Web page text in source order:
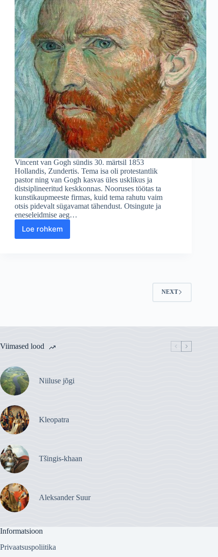
Vincent van Gogh sündis 30. märtsil 1853
Hollandis, Zundertis. Tema isa oli protestantlik
pastor ning van Gogh kasvas üles usklikus ja
distsiplineeritud keskkonnas. Nooruses töötas ta
kunstikaupmeeste firmas, kuid tema rahutu vaim
otsis pidevalt sügavamat tähendust. Otsingute ja
eneseleidmise aeg…
Loe rohkem
Vincent
NEXT
Viimased lood
Niiluse jõgi
Kleopatra
Tšingis-khaan
Aleksander Suur
Informatsioon
Privaatsuspoliitika